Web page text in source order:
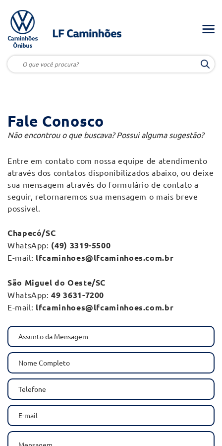
Fale Conosco
Não encontrou o que buscava? Possui alguma sugestão?
Entre em contato com nossa equipe de atendimento
através dos contatos disponibilizados abaixo, ou deixe
sua mensagem através do formulário de contato a
seguir, retornaremos sua mensagem o mais breve
possivel.
Chapecó/SC
WhatsApp: (49) 3319-5500
E-mail: lfcaminhoes@lfcaminhoes.com.br
São Miguel do Oeste/SC
WhatsApp:49 3631-7200
E-mail: lfcaminhoes@lfcaminhoes.com.br